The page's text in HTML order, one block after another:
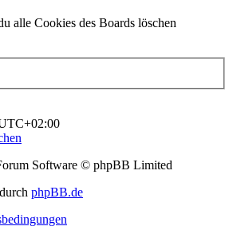
alle Cookies des Boards löschen
Software © phpBB Limited
phpBB.de